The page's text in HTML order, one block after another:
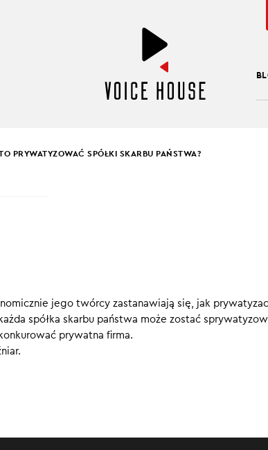
przedsiębiorstwa na rynku. Jednak czy taki krok
PRYWATYZOWAĆ SPÓŁKI SKARBU PAŃSTWA?
jego twórcy zastanawiają się, jak
spółka skarbu państwa może zostać
prywatna firma.